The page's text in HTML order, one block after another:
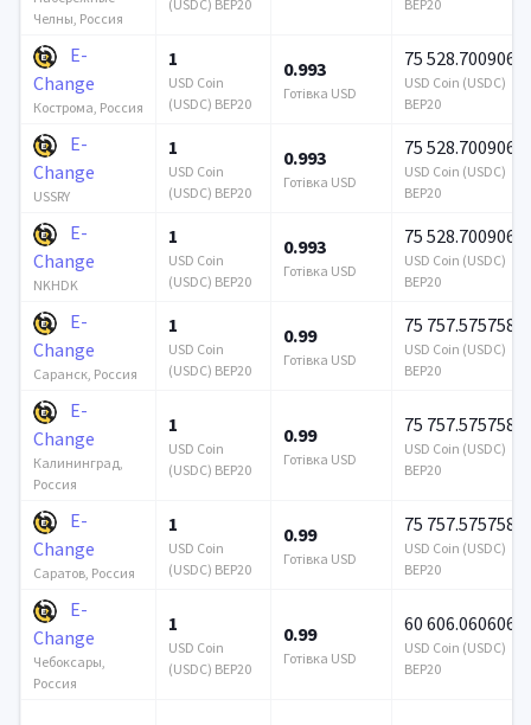
Челны, Россия
(USDC) BEP20
BEP20
E-
Change
Кострома, Россия
1
USD Coin
(USDC) BEP20
0.993
Готівка USD
75 528.700906
USD Coin (USDC)
BEP20
E-
Change
USSRY
1
USD Coin
(USDC) BEP20
0.993
Готівка USD
75 528.700906
USD Coin (USDC)
BEP20
E-
Change
NKHDK
1
USD Coin
(USDC) BEP20
0.993
Готівка USD
75 528.700906
USD Coin (USDC)
BEP20
E-
Change
Саранск, Россия
1
USD Coin
(USDC) BEP20
0.99
Готівка USD
75 757.575758
USD Coin (USDC)
BEP20
E-
Change
Калининград,
Россия
1
USD Coin
(USDC) BEP20
0.99
Готівка USD
75 757.575758
USD Coin (USDC)
BEP20
E-
Change
Саратов, Россия
1
USD Coin
(USDC) BEP20
0.99
Готівка USD
75 757.575758
USD Coin (USDC)
BEP20
E-
Change
Чебоксары,
Россия
1
USD Coin
(USDC) BEP20
0.99
Готівка USD
60 606.060606
USD Coin (USDC)
BEP20